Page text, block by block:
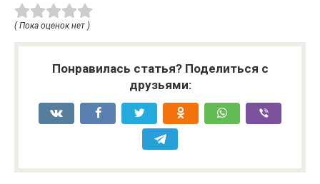
( Пока оценок нет )
Понравилась статья? Поделиться с
друзьями: